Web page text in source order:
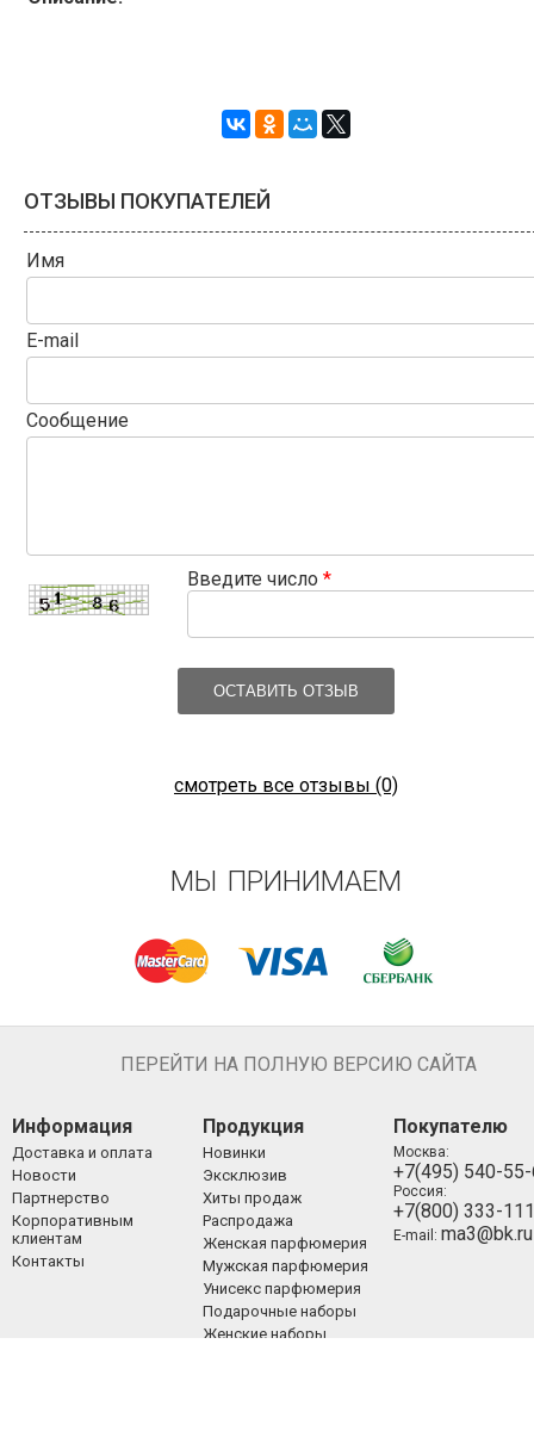
ОТЗЫВЫ ПОКУПАТЕЛЕЙ
Имя
E-mail
Сообщение
Введите число *
ОСТАВИТЬ ОТЗЫВ
смотреть все отзывы (0)
МЫ ПРИНИМАЕМ
ПЕРЕЙТИ НА ПОЛНУЮ ВЕРСИЮ САЙТА
Информация
Доставка и оплата
Новости
Партнерство
Корпоративным
клиентам
Контакты
Продукция
Новинки
Эксклюзив
Хиты продаж
Распродажа
Женская парфюмерия
Мужская парфюмерия
Унисекс парфюмерия
Подарочные наборы
Женские наборы
Покупателю
Москва:
+7(495) 540-
Россия:
+7(800) 333-
E-mail: ma3@bk.ru